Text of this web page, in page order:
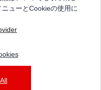
ューとCookieの使用に